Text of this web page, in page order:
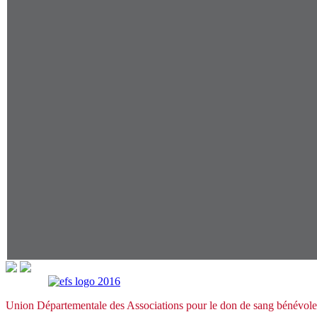
Union Départementale des Associations pour le don de sang